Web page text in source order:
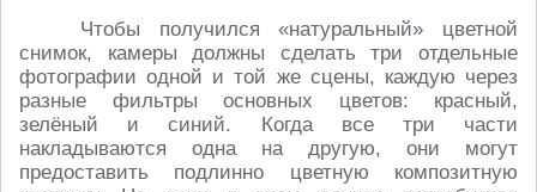
Чтобы получился «натуральный» цветной
снимок, камеры должны сделать три отдельные
фотографии одной и той же сцены, каждую через
разные фильтры основных цветов: красный,
зелёный и синий. Когда все три части
накладываются одна на другую, они могут
предоставить подлинно цветную композитную